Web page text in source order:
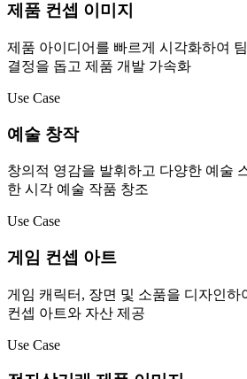
제품 컨셉 이미지
제품 아이디어를 빠르게 시각화하여
결정을 돕고 제품 개발 가속화
Use Case
예술 창작
창의적 영감을 발휘하고 다양한 예술
한 시각 예술 작품 창조
Use Case
게임 컨셉 아트
게임 캐릭터, 장면 및 소품을 디자인하
컨셉 아트와 자산 제공
Use Case